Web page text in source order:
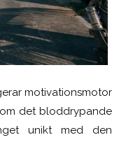
motivationsmotor
det bloddrypande
unikt med den